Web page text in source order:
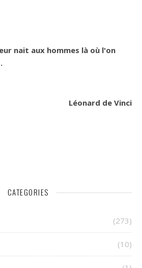
nait aux hommes là où l'on
Léonard de Vinci
CATEGORIES
(273)
(10)